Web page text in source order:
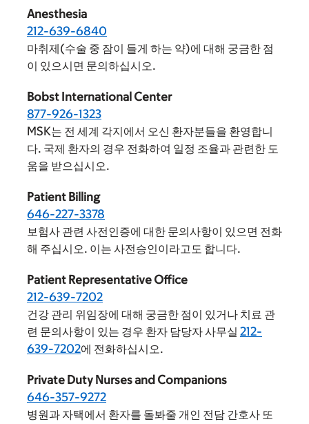
Anesthesia
212-639-6840
마취제(수술 중 잠이 들게 하는 약)에 대해 궁금한 점
이 있으시면 문의하십시오.
Bobst International Center
877-926-1323
MSK는 전 세계 각지에서 오신 환자분들을 환영합니
다. 국제 환자의 경우 전화하여 일정 조율과 관련한 도
움을 받으십시오.
Patient Billing
646-227-3378
보험사 관련 사전인증에 대한 문의사항이 있으면 전화
해 주십시오. 이는 사전승인이라고도 합니다.
Patient Representative Office
212-639-7202
건강 관리 위임장에 대해 궁금한 점이 있거나 치료 관
련 문의사항이 있는 경우 환자 담당자 사무실 212-
639-7202에 전화하십시오.
Private Duty Nurses and Companions
646-357-9272
병원과 자택에서 환자를 돌봐줄 개인 전담 간호사 또